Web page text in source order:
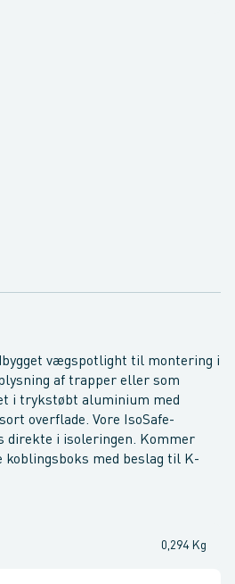
vægspotlight til montering i
af trapper eller som
i trykstøbt aluminium med
overflade. Vore IsoSafe-
direkte i isoleringen. Kommer
koblingsboks med beslag til K-
0,294 Kg